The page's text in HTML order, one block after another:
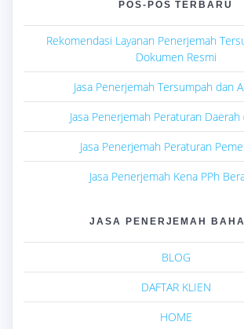
POS-POS TERBARU
Rekomendasi Layanan Penerjemah
Dokumen Resmi
Jasa Penerjemah Tersumpah dan
Jasa Penerjemah Peraturan Daerah
Jasa Penerjemah Peraturan
Jasa Penerjemah Kena PPh
JASA PENERJEMAH
BLOG
DAFTAR KLIEN
HOME